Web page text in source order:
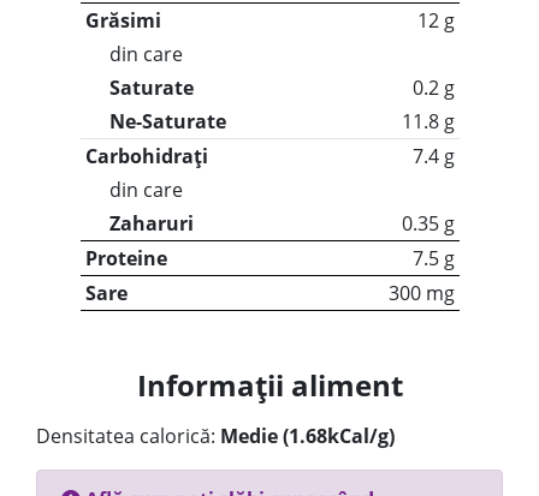
Grăsimi
12 g
din care
Saturate
0.2 g
Ne-Saturate
11.8 g
Carbohidrați
7.4 g
din care
Zaharuri
0.35 g
Proteine
7.5 g
Sare
300 mg
Informații aliment
Densitatea calorică: Medie (1.68kCal/g)